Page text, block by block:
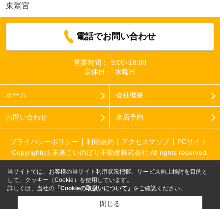
東鷲宮
電話でお問い合わせ
営業時間：
9:00~18:00
定休日：
水曜日
ホーム 会社概要
お問い合わせ 来店予約
プライバシーポリシー 利用規約 アクセスマップ
PCサイト
Copyright(c) 未来こいのぼり不動産株式会社 All rights reserved.
当サイトでは、お客様の当サイト利用状況把握、サービス向上検討を目的と
して、クッキー（Cookie）を使用しています。
詳しくは、当社の 「Cookieの取扱いについて」 をご確認ください。
閉じる